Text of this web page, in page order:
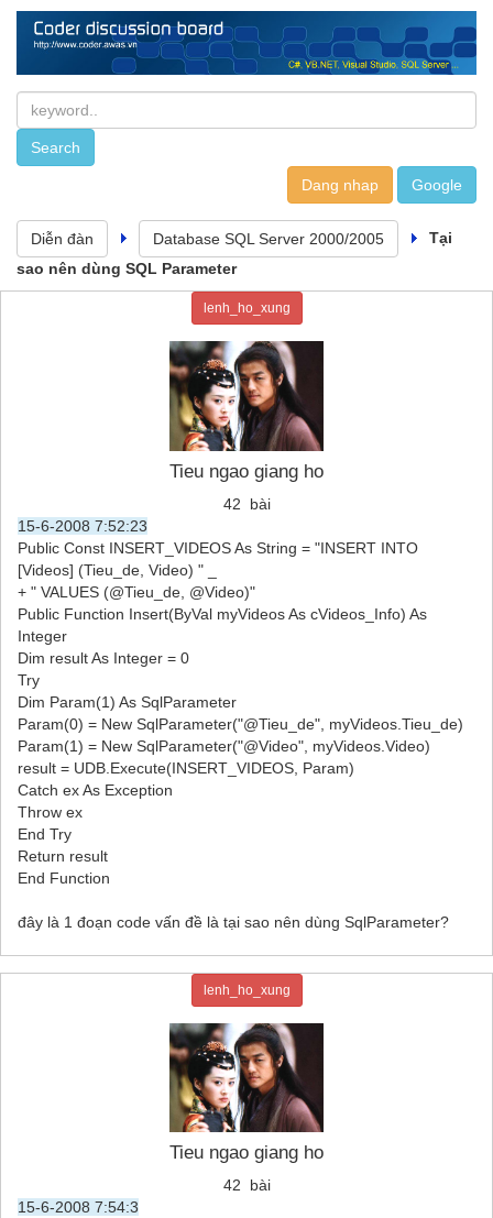
Dang nhap
Diễn đàn Database SQL Server 2000/2005
Tại
sao nên dùng SQL Parameter
lenh_ho_xung
Tieu ngao giang ho
42 bài
15-6-2008 7:52:23
Public Const INSERT_VIDEOS As String = "INSERT INTO
[Videos] (Tieu_de, Video) " _
+ " VALUES (@Tieu_de, @Video)"
Public Function Insert(ByVal myVideos As cVideos_Info) As
Integer
Dim result As Integer = 0
Try
Dim Param(1) As SqlParameter
Param(0) = New SqlParameter("@Tieu_de", myVideos.Tieu_de)
Param(1) = New SqlParameter("@Video", myVideos.Video)
result = UDB.Execute(INSERT_VIDEOS, Param)
Catch ex As Exception
Throw ex
End Try
Return result
End Function
đây là 1 đoạn code vấn đề là tại sao nên dùng SqlParameter?
lenh_ho_xung
Tieu ngao giang ho
42 bài
15-6-2008 7:54:3